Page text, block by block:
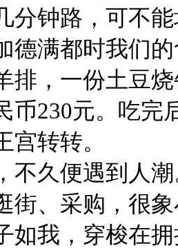
分钟路，可不
德满都时我们
排，一份土豆
币230元。吃完
宫转转。
不久便遇到人
街、采购，很
如我，穿梭在